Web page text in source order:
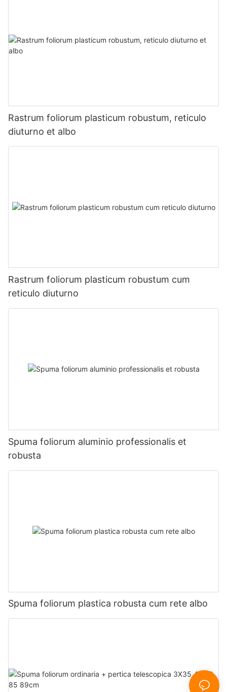
Rastrum foliorum plasticum robustum, reticulo
diuturno et albo
Rastrum foliorum plasticum robustum cum
reticulo diuturno
Spuma foliorum aluminio professionalis et
robusta
Spuma foliorum plastica robusta cum rete albo